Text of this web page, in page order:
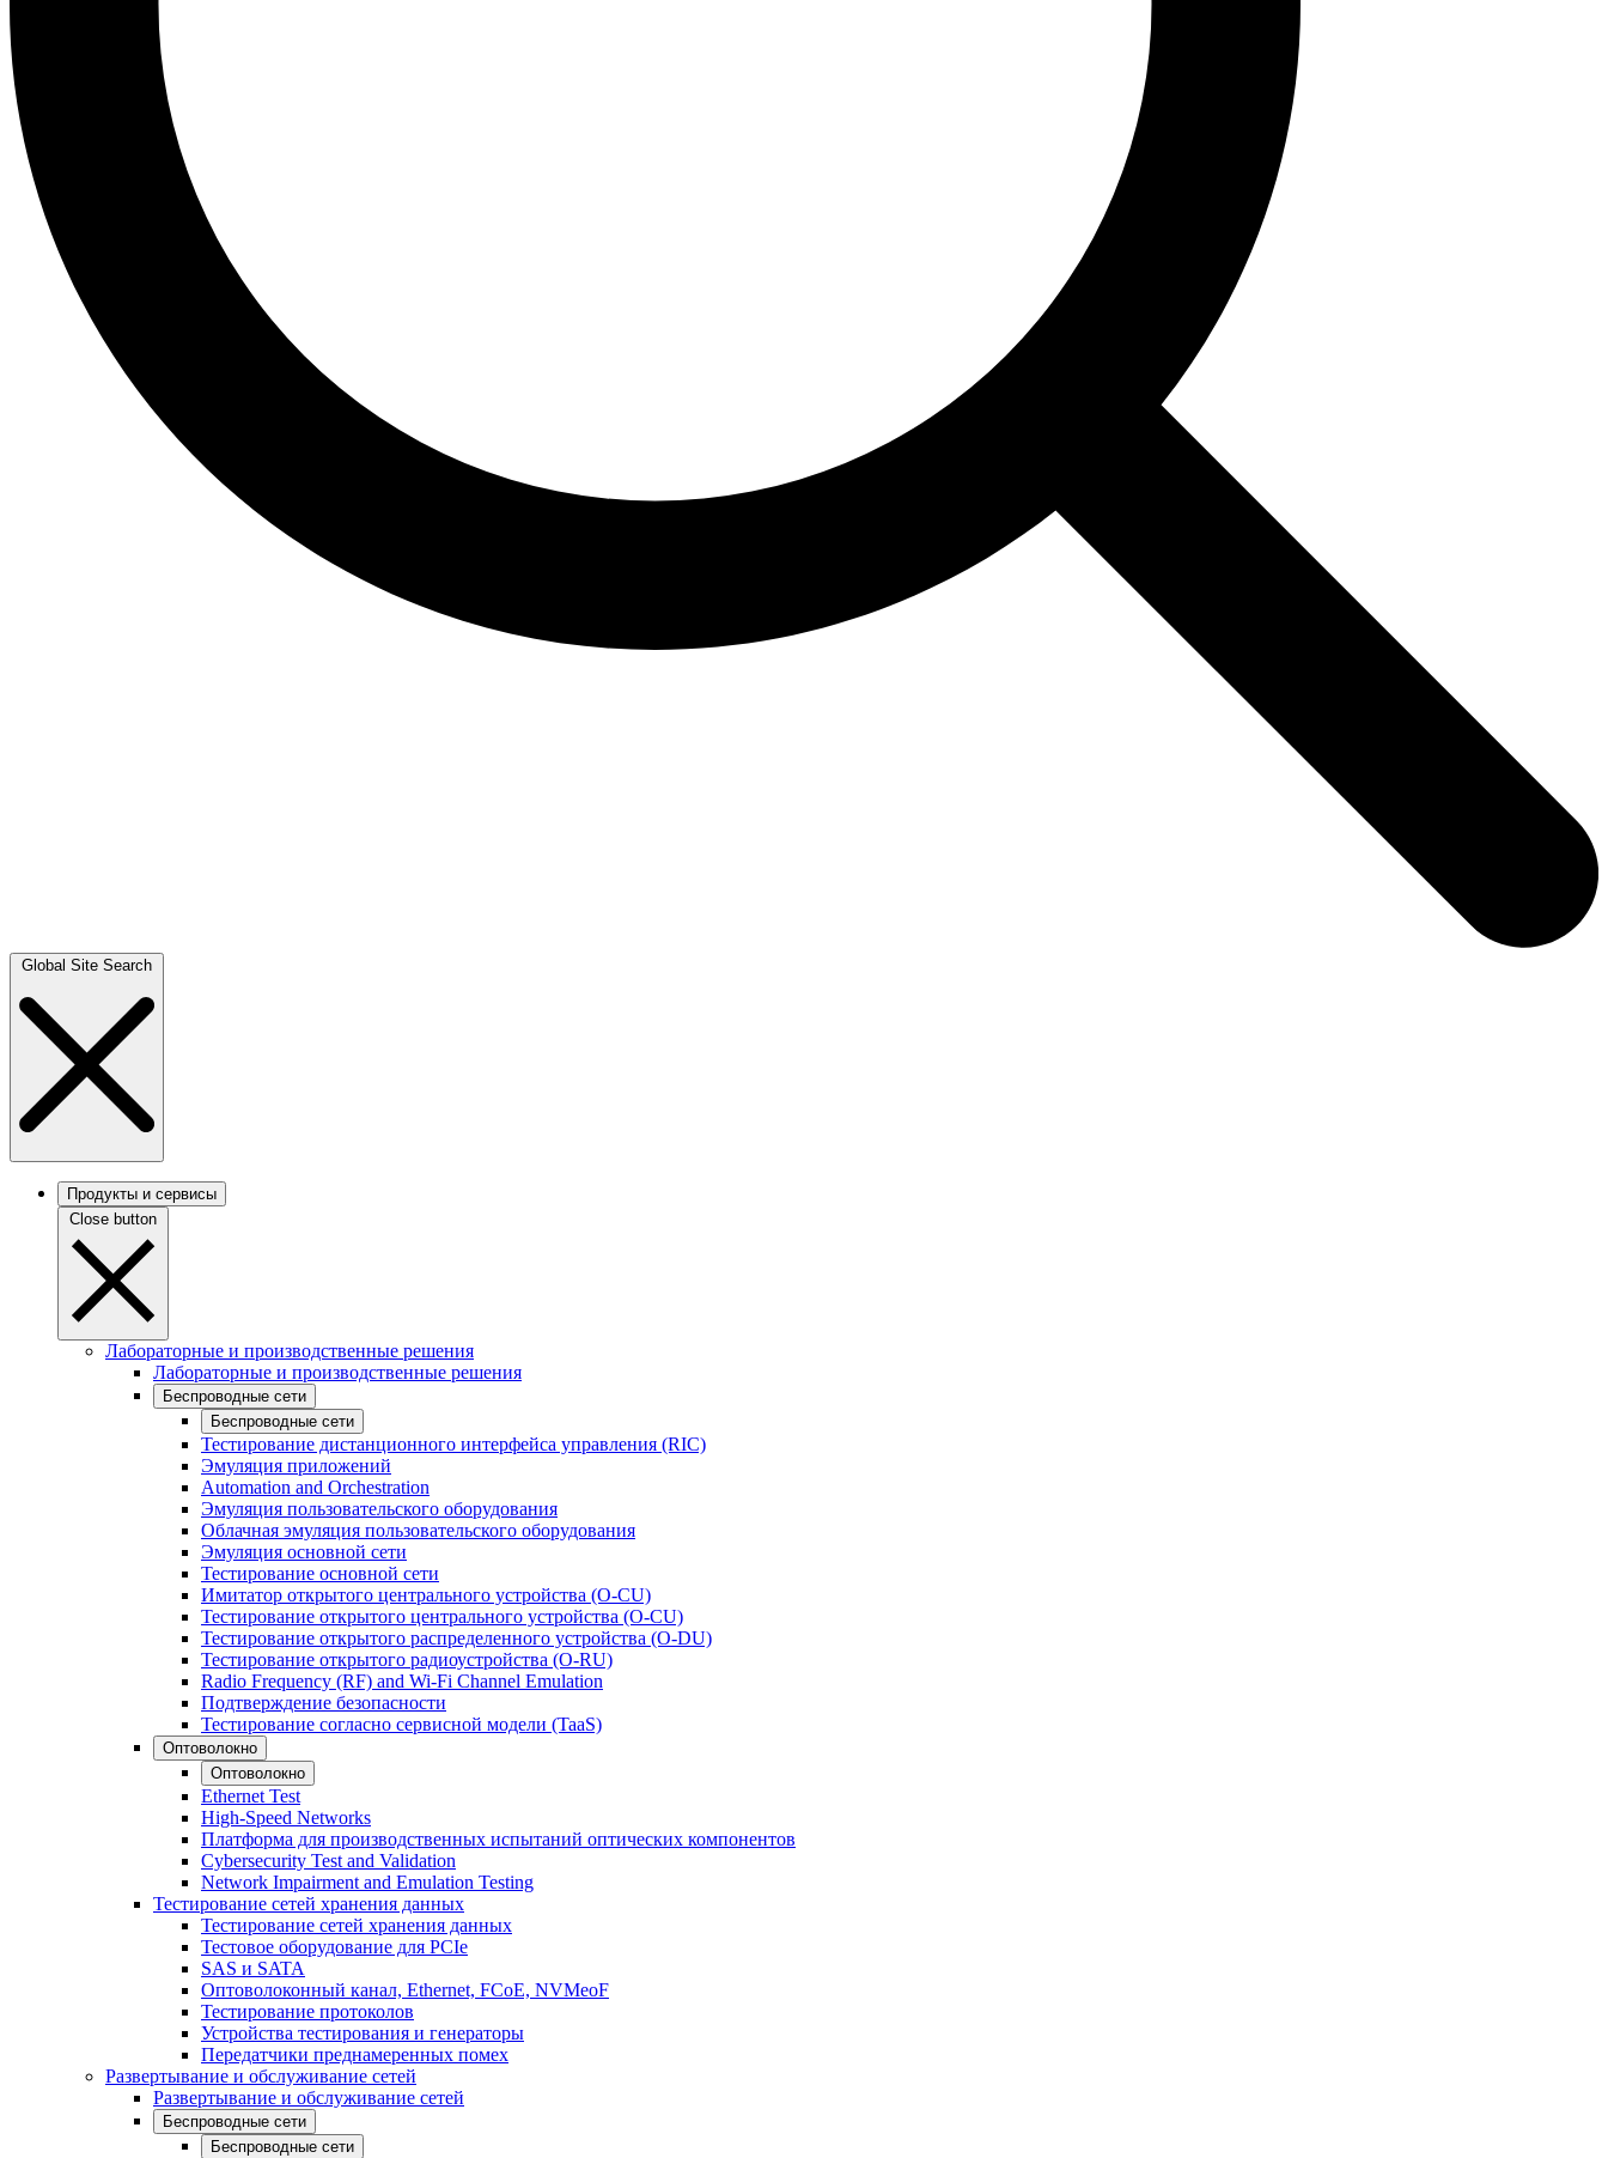
Global Site Search
Продукты и сервисы
Close button
Лабораторные и производственные решения
Лабораторные и производственные решения
Беспроводные сети
Беспроводные сети
Тестирование дистанционного интерфейса управления (RIC)
Эмуляция приложений
Automation and Orchestration
Эмуляция пользовательского оборудования
Облачная эмуляция пользовательского оборудования
Эмуляция основной сети
Тестирование основной сети
Имитатор открытого центрального устройства (O-CU)
Тестирование открытого центрального устройства (O-CU)
Тестирование открытого распределенного устройства (O-DU)
Тестирование открытого радиоустройства (O-RU)
Radio Frequency (RF) and Wi-Fi Channel Emulation
Подтверждение безопасности
Тестирование согласно сервисной модели (TaaS)
Оптоволокно
Оптоволокно
Ethernet Test
High-Speed Networks
Платформа для производственных испытаний оптических компонентов
Cybersecurity Test and Validation
Network Impairment and Emulation Testing
Тестирование сетей хранения данных
Тестирование сетей хранения данных
Тестовое оборудование для PCIe
SAS и SATA
Оптоволоконный канал, Ethernet, FCoE, NVMeoF
Тестирование протоколов
Устройства тестирования и генераторы
Передатчики преднамеренных помех
Развертывание и обслуживание сетей
Развертывание и обслуживание сетей
Беспроводные сети
Беспроводные сети